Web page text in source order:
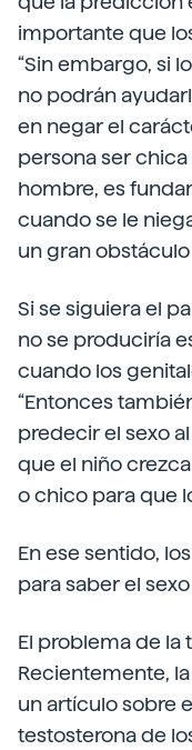
importante que
“Sin embargo, si
no podrán
en negar el
persona ser
hombre, es
cuando se le
un gran obstáculo
Si se siguiera el
no se produciría
cuando los
“Entonces
predecir el sexo
que el niño
o chico para que
En ese sentido,
para saber el
El problema de la
Recientemente,
un artículo sobre
testosterona de